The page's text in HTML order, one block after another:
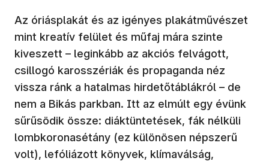
Az óriásplakát és az igényes plakátművészet
mint kreatív felület és műfaj mára szinte
kiveszett – leginkább az akciós felvágott,
csillogó karosszériák és propaganda néz
vissza ránk a hatalmas hirdetőtáblákról – de
nem a Bikás parkban. Itt az elmúlt egy évünk
sűrűsödik össze: diáktüntetések, fák nélküli
lombkoronasétány (ez különösen népszerű
volt), lefóliázott könyvek, klímaválság,